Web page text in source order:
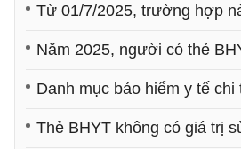
Từ 01/7/2025, trường hợp
Năm 2025, người có thẻ
Danh mục bảo hiểm y tế
Thẻ BHYT không có giá trị